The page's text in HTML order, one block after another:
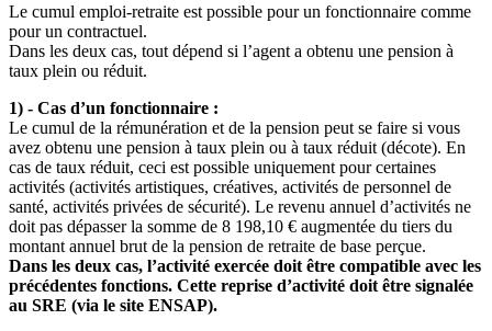
Le cumul emploi-retraite est possible pour un fonctionnaire comme
pour un contractuel.
Dans les deux cas, tout dépend si l’agent a obtenu une pension à
taux plein ou réduit.
1) - Cas d’un fonctionnaire :
Le cumul de la rémunération et de la pension peut se faire si vous
avez obtenu une pension à taux plein ou à taux réduit (décote). En
cas de taux réduit, ceci est possible uniquement pour certaines
activités (activités artistiques, créatives, activités de personnel de
santé, activités privées de sécurité). Le revenu annuel d’activités ne
doit pas dépasser la somme de 8 198,10 € augmentée du tiers du
montant annuel brut de la pension de retraite de base perçue.
Dans les deux cas, l’activité exercée doit être compatible avec les
précédentes fonctions. Cette reprise d’activité doit être signalée
au SRE (via le site ENSAP).